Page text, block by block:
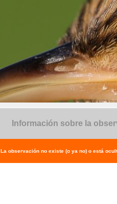
Información sobre la
La observación no existe (o ya no) o está